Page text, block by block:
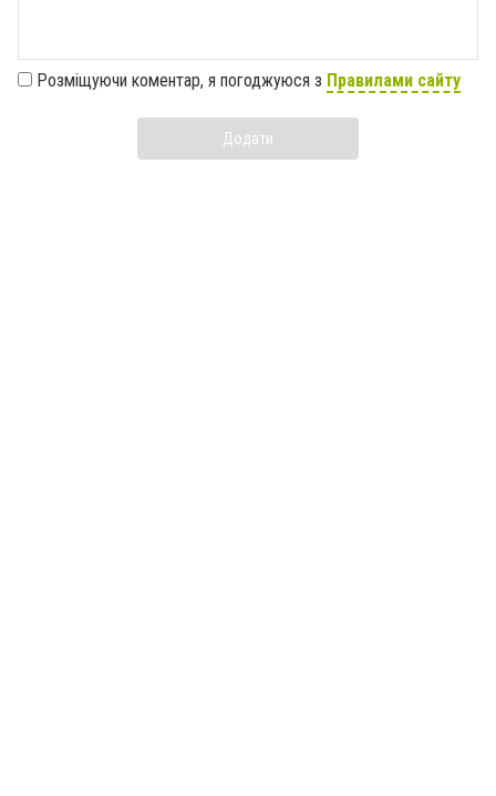
Розміщуючи коментар, я погоджуюся з Правилами сайту
Додати